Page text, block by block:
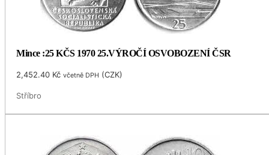
Mince :25 KČS 1970 25.VÝROČÍ OSVOBOZENÍ ČSR
2,452.40 Kč včetně DPH (CZK)
Stříbro